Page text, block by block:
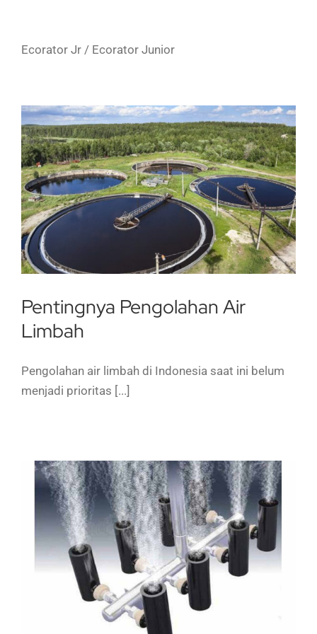
Ecorator Jr / Ecorator Junior
Pentingnya Pengolahan Air
Limbah
Pengolahan air limbah di Indonesia saat ini belum
menjadi prioritas [...]